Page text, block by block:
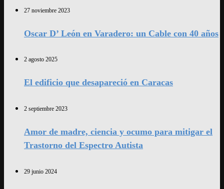
27 noviembre 2023
Oscar D’ León en Varadero: un Cable con 40 años
2 agosto 2025
El edificio que desapareció en Caracas
2 septiembre 2023
Amor de madre, ciencia y ocumo para mitigar el
Trastorno del Espectro Autista
29 junio 2024